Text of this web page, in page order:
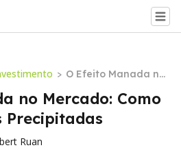
> O Efeito Manada no
Mercado: Como Evit
ar Decisões Precipita
das
no Mercado: Como
Precipitadas
Ruan